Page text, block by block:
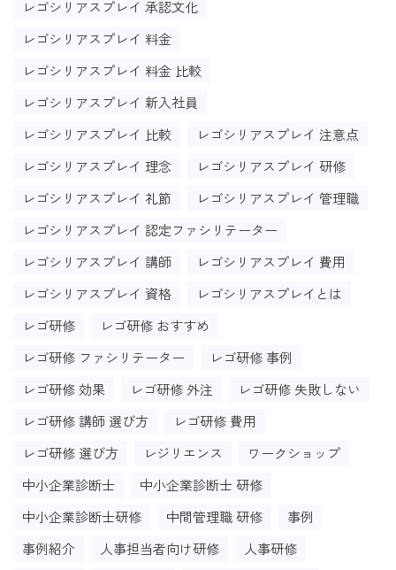
レゴシリアスプレイ 承認文化
レゴシリアスプレイ 料金
レゴシリアスプレイ 料金 比較
レゴシリアスプレイ 新入社員
レゴシリアスプレイ 比較
レゴシリアスプレイ 注意点
レゴシリアスプレイ 理念
レゴシリアスプレイ 研修
レゴシリアスプレイ 礼節
レゴシリアスプレイ 管理職
レゴシリアスプレイ 認定ファシリテーター
レゴシリアスプレイ 講師
レゴシリアスプレイ 費用
レゴシリアスプレイ 資格
レゴシリアスプレイとは
レゴ研修
レゴ研修 おすすめ
レゴ研修 ファシリテーター
レゴ研修 事例
レゴ研修 効果
レゴ研修 外注
レゴ研修 失敗しない
レゴ研修 講師 選び方
レゴ研修 費用
レゴ研修 選び方
レジリエンス
ワークショップ
中小企業診断士
中小企業診断士 研修
中小企業診断士研修
中間管理職 研修
事例
事例紹介
人事担当者向け研修
人事研修